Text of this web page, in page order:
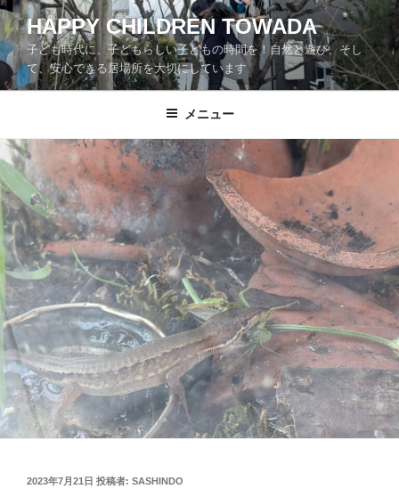
コ
ン
テ
ン
ツ
ス
キ
ッ
プ
HAPPY CHILDREN TOWADA
子ども時代に、子どもらしい子どもの時間を！自然と遊び、そし
て、安心できる居場所を大切にしています
メニュー
投
2023年7月21日 投稿者: SASHINDO